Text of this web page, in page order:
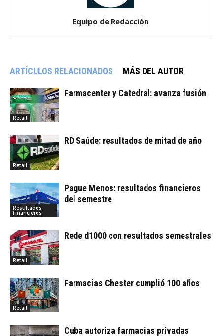
Equipo de Redacción
ARTÍCULOS RELACIONADOS MÁS DEL AUTOR
Retail
Farmacenter y Catedral: avanza fusión
Retail
RD Saúde: resultados de mitad de año
Resultados
Financieros
Pague Menos: resultados financieros
del semestre
Retail
Rede d1000 con resultados semestrales
Retail
Farmacias Chester cumplió 100 años
Cuba autoriza farmacias privadas